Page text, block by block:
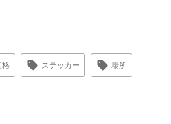
格 ステッカー 場所